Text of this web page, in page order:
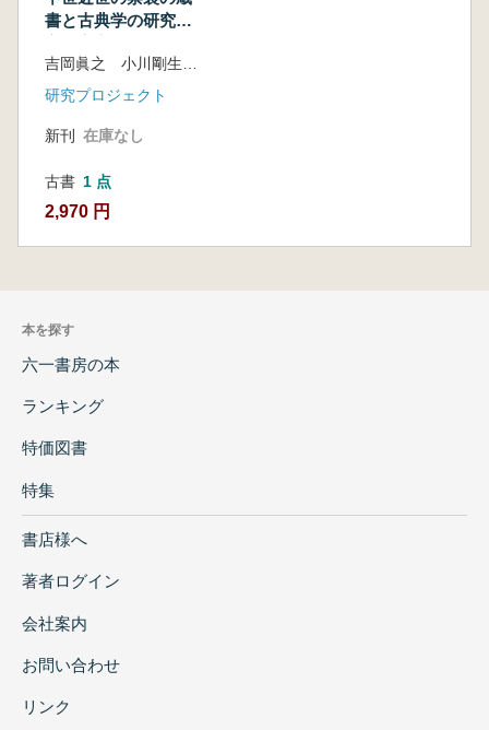
究調査報告
1
書と古典学の研究
を中心として 研究
調査報告1
研究プロジェクト
新刊 在庫なし
古書 1 点
2,970 円
本を探す
六一書房の本
ランキング
特価図書
特集
書店様へ
著者ログイン
会社案内
お問い合わせ
リンク